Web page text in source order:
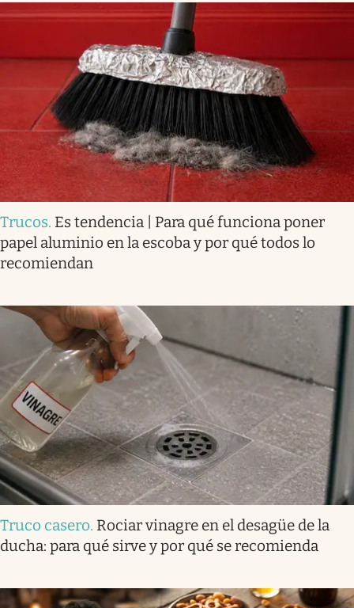
Trucos. Es tendencia | Para qué funciona poner
papel aluminio en la escoba y por qué todos lo
recomiendan
Truco casero. Rociar vinagre en el desagüe de la
ducha: para qué sirve y por qué se recomienda